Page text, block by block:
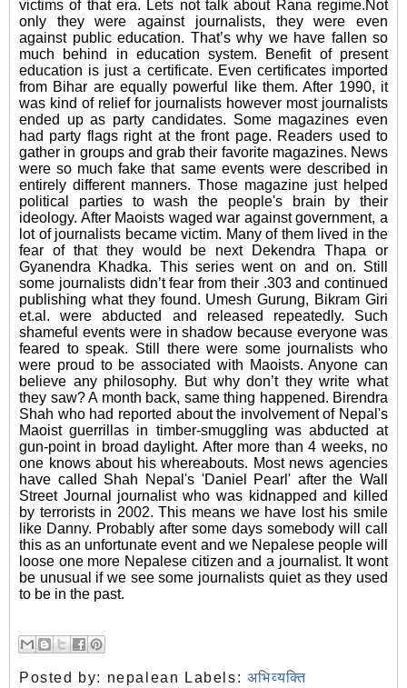
victims of that era. Lets not talk about Rana regime.Not
only they were against journalists, they were even
against public education. That’s why we have fallen so
much behind in education system. Benefit of present
education is just a certificate. Even certificates imported
from Bihar are equally powerful like them. After 1990, it
was kind of relief for journalists however most journalists
ended up as party candidates. Some magazines even
had party flags right at the front page. Readers used to
gather in groups and grab their favorite magazines. News
were so much fake that same events were described in
entirely different manners. Those magazine just helped
political parties to wash the people's brain by their
ideology. After Maoists waged war against government, a
lot of journalists became victim. Many of them lived in the
fear of that they would be next Dekendra Thapa or
Gyanendra Khadka. This series went on and on. Still
some journalists didn’t fear from their .303 and continued
publishing what they found. Umesh Gurung, Bikram Giri
et.al. were abducted and released repeatedly. Such
shameful events were in shadow because everyone was
feared to speak. Still there were some journalists who
were proud to be associated with Maoists. Anyone can
believe any philosophy. But why don’t they write what
they saw? A month back, same thing happened. Birendra
Shah who had reported about the involvement of Nepal's
Maoist guerrillas in timber-smuggling was abducted at
gun-point in broad daylight. After more than 4 weeks, no
one knows about his whereabouts. Most news agencies
have called Shah Nepal's 'Daniel Pearl' after the Wall
Street Journal journalist who was kidnapped and killed
by terrorists in 2002. This means we have lost his smile
like Danny. Probably after some days somebody will call
this as an unfortunate event and we Nepalese people will
loose one more Nepalese citizen and a journalist. It wont
be unusual if we see some journalists quiet as they used
to be in the past.
Posted by: nepalean Labels: अभिव्यक्ति